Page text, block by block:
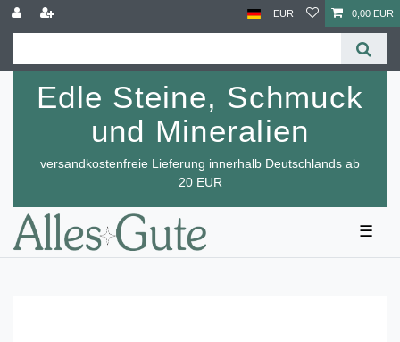
EUR 0,00 EUR
Edle Steine, Schmuck
und Mineralien
versandkostenfreie Lieferung innerhalb Deutschlands ab
20 EUR
☰